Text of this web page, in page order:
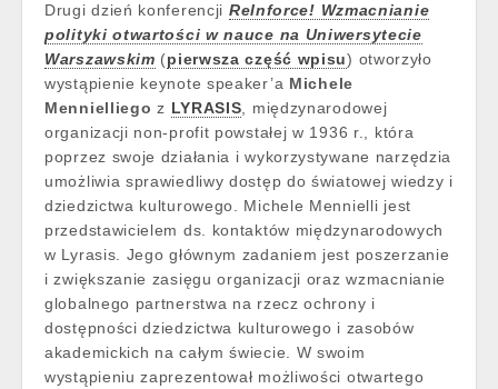
Drugi dzień konferencji ReInforce! Wzmacnianie
polityki otwartości w nauce na Uniwersytecie
Warszawskim (pierwsza część wpisu) otworzyło
wystąpienie keynote speaker’a Michele
Mennielliego z LYRASIS , międzynarodowej
organizacji non-profit powstałej w 1936 r., która
poprzez swoje działania i wykorzystywane narzędzia
umożliwia sprawiedliwy dostęp do światowej wiedzy i
dziedzictwa kulturowego. Michele Mennielli jest
przedstawicielem ds. kontaktów międzynarodowych
w Lyrasis. Jego głównym zadaniem jest poszerzanie
i zwiększanie zasięgu organizacji oraz wzmacnianie
globalnego partnerstwa na rzecz ochrony i
dostępności dziedzictwa kulturowego i zasobów
akademickich na całym świecie. W swoim
wystąpieniu zaprezentował możliwości otwartego